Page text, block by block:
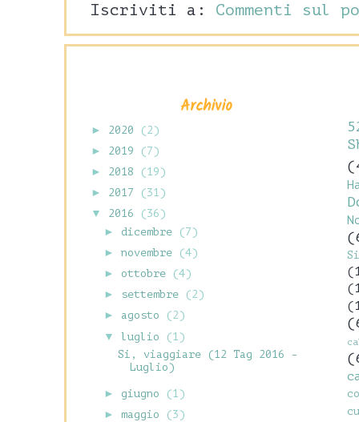
Iscriviti a: Commenti sul
Archivio
► 2020
(2)
►
2019
(7)
►
2018
(19)
► 2017
(31)
▼ 2016
(36)
► dicembre
(7)
►novembre
(4)
► ottobre
(4)
►
settembre
(2)
► agosto
(2)
▼luglio
(1)
Si, viaggiare (12 Tag 2016 -
Luglio)
► giugno
(1)
► maggio (3)